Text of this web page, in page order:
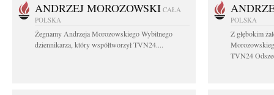
ANDRZEJ MOROZOWSKI CAŁA
POLSKA
Żegnamy Andrzeja Morozowskiego Wybitnego
dziennikarza, który współtworzył TVN24....
POLSKA
Z głębokim
TVN24